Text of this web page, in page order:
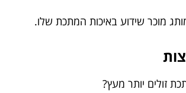
מוכר שידוע באיכות המתכת שלו.